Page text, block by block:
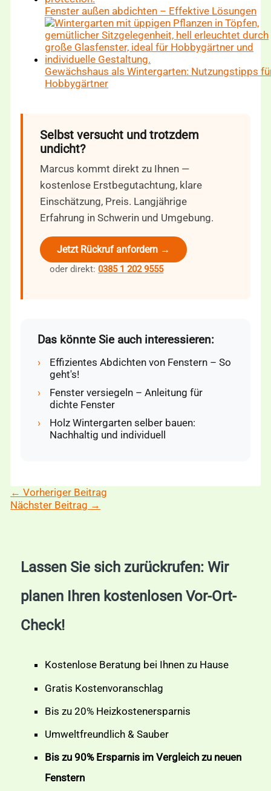
Fenster außen abdichten – Effektive Lösungen
Gewächshaus als Wintergarten: Nutzungstipps
Hobbygärtner
Selbst versucht und trotzdem
undicht?
Marcus kommt direkt zu Ihnen —
kostenlose Erstbegutachtung, klare
Einschätzung, Preis. Langjährige
Erfahrung in Schwerin und Umgebung.
Jetzt Rückruf anfordern →
oder direkt:0385 1 202 9555
Das könnte Sie auch interessieren:
›
Effizientes Abdichten von Fenstern – So
geht's!
›
Fenster versiegeln – Anleitung für
dichte Fenster
›
Holz Wintergarten selber bauen:
Nachhaltig und individuell
← Vorheriger Beitrag
Nächster Beitrag →
Lassen Sie sich zurückrufen: Wir
planen Ihren kostenlosen Vor-Ort-
Check!
Kostenlose Beratung bei Ihnen zu Hause
Gratis Kostenvoranschlag
Bis zu 20% Heizkostenersparnis
Umweltfreundlich & Sauber
Bis zu 90% Ersparnis im Vergleich zu neuen
Fenstern